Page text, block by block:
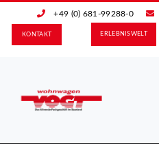
+49 (0) 681-99288-0
ERLEBNIS­WELT
KONTAKT